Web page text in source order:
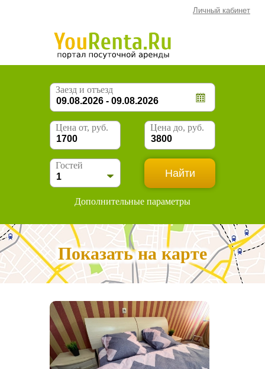
Личный кабинет
Заезд и отъезд
Цена от, руб. Цена до, руб.
Гостей
Дополнительные параметры
Показать на карте